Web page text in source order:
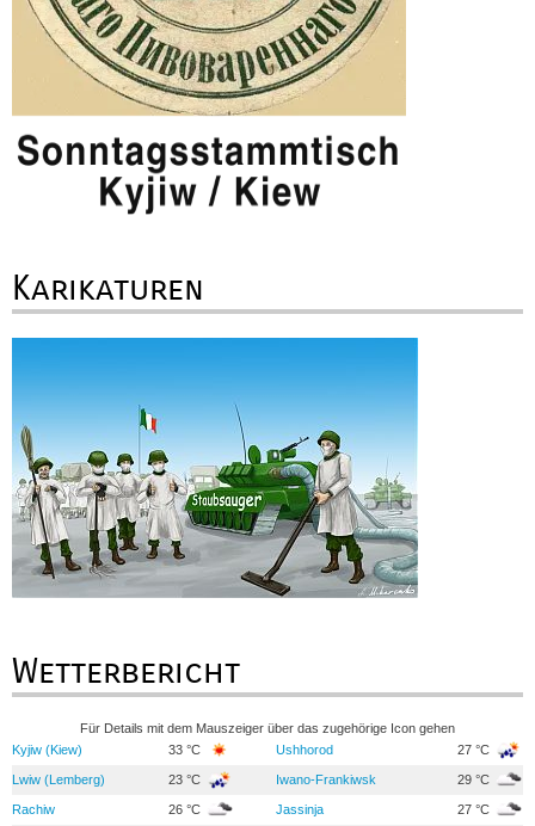
Karikaturen
Wetterbericht
Für Details mit dem Mauszeiger über das zugehörige Icon gehen
Kyjiw (Kiew)
33 °C Ushhorod 27 °C
Lwiw (Lemberg) 23 °C Iwano-Frankiwsk 29 °C
Rachiw 26 °C Jassinja 27 °C